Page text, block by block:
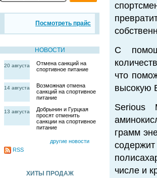
Посмотреть прайс
НОВОСТИ
20 августа
Отмена санкций на
спортивное питание
14 августа
Возможная отмена
санкций на спортивное
питание
13 августа
Добрынин и Гурцкая
просят отменить
санкции на спортивное
питание
другие новости
RSS
ХИТЫ ПРОДАЖ
С
что
высокую
Serious
грамм
числе и